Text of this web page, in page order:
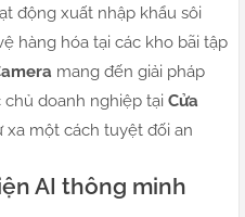
động xuất nhập khẩu sôi
hàng hóa tại các kho bãi tập
mang đến giải pháp
doanh nghiệp tại Cửa
xa một cách tuyệt đối an
AI thông minh